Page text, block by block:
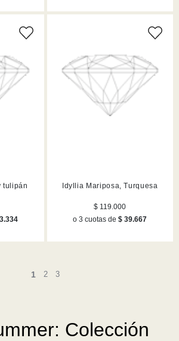
tulipán Idyllia Mariposa, Turquesa
$ 119.000
o 3 cuotas de$ 39.667
1 2 3
Colección